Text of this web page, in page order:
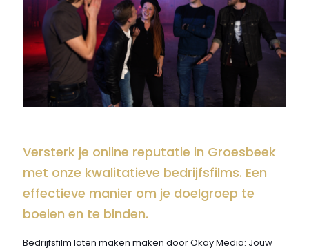
Versterk je online reputatie in Groesbeek
met onze kwalitatieve bedrijfsfilms. Een
effectieve manier om je doelgroep te
boeien en te binden.
Bedrijfsfilm laten maken maken door Okay Media: Jouw